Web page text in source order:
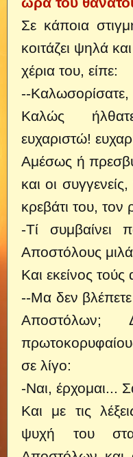
Σε κάποια
κοιτάζει ψηλά
χέρια του, είπε:
--
Καλώς
ευχαριστώ!
Αμέσως ή
και οι
κρεβάτι του, τον
-Τί συμβαίνει
Αποστόλους
Και εκείνος
--Μα δεν
Αποστόλων;
σε λίγο:
-Ναι, έρχομαι...
Και με τις
ψυχή του